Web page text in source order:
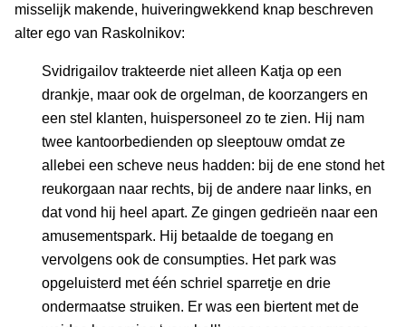
misselijk makende, huiveringwekkend knap beschreven
alter ego van Raskolnikov:
Svidrigailov trakteerde niet alleen Katja op een
drankje, maar ook de orgelman, de koorzangers en
een stel klanten, huispersoneel zo te zien. Hij nam
twee kantoorbedienden op sleeptouw omdat ze
allebei een scheve neus hadden: bij de ene stond het
reukorgaan naar rechts, bij de andere naar links, en
dat vond hij heel apart. Ze gingen gedrieën naar een
amusementspark. Hij betaalde de toegang en
vervolgens ook de consumpties. Het park was
opgeluisterd met één schriel sparretje en drie
ondermaatse struiken. Er was een biertent met de